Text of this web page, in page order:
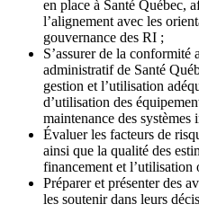
en place à Santé Québec,
l’alignement avec les
gouvernance des RI ;
S’assurer de la conformité
administratif de Santé
gestion et l’utilisation
d’utilisation des
maintenance des systèmes
Évaluer les facteurs de
ainsi que la qualité des
financement et l’utilisation
Préparer et présenter des
les soutenir dans leurs